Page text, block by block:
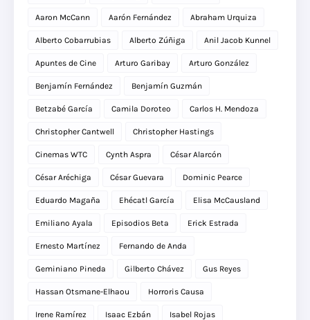
Aaron McCann Aarón Fernández Abraham Urquiza
Alberto Cobarrubias Alberto Zúñiga Anil Jacob Kunnel
Apuntes de Cine Arturo Garibay Arturo González
Benjamín Fernández Benjamín Guzmán
Betzabé García Camila Doroteo Carlos H. Mendoza
Christopher Cantwell Christopher Hastings
Cinemas WTC Cynth Aspra César Alarcón
César Aréchiga César Guevara Dominic Pearce
Eduardo Magaña Ehécatl García Elisa McCausland
Emiliano Ayala Episodios Beta Erick Estrada
Ernesto Martínez Fernando de Anda
Geminiano Pineda Gilberto Chávez Gus Reyes
Hassan Otsmane-Elhaou Horroris Causa
Irene Ramírez Isaac Ezbán Isabel Rojas